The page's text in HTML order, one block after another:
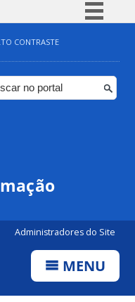
Simplifique!
Comunica BR
Participe
CONTRASTE
Administradores do Site
MENU